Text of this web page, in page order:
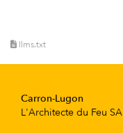
llms.txt
Carron-Lugon
L'Architecte du Feu SA